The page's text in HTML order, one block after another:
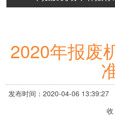
2020年报废
发布时间：2020-04-06
收